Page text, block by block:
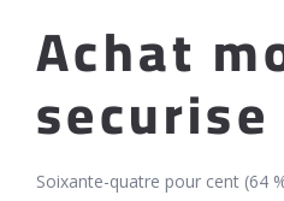
Achat
securise
Soixante-quatre pour cent (64